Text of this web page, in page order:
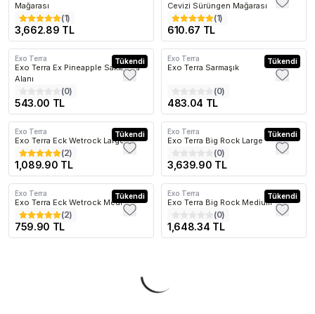
Mağarası
(1)
3,662.89 TL
Cevizi Sürüngen Mağarası
(1)
610.67 TL
Tükendi
Exo Terra
Exo Terra Ex Pineapple Saklanma
Alanı
(0)
543.00 TL
Tükendi
Exo Terra
Exo Terra Sarmaşık
(0)
483.04 TL
Kargo Bedava Tükendi
Exo Terra
Exo Terra Eck Wetrock Large
(2)
1,089.90 TL
Kargo Bedava Tükendi
Exo Terra
Exo Terra Big Rock Large
(0)
3,639.90 TL
Tükendi
Exo Terra
Exo Terra Eck Wetrock Medium
(2)
759.90 TL
Kargo Bedava Tükendi
Exo Terra
Exo Terra Big Rock Medium
(0)
1,648.34 TL